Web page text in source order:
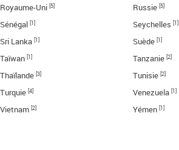
Royaume-Uni [5] Russie [5]
Sénégal [1] Seychelles [1]
Sri Lanka [1] Suède [1]
Taïwan [1] Tanzanie [2]
Thaïlande [3] Tunisie [2]
Turquie [4] Venezuela [1]
Vietnam [2] Yémen [1]